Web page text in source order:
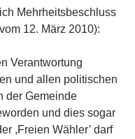
Mehrheitsbeschluss
12. März 2010):
Verantwortung
und allen politischen
der Gemeinde
und dies sogar
,Freien Wähler’ darf